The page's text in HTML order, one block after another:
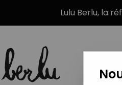
Lulu Berlu, la